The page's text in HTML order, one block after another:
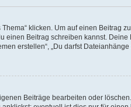
klicken. Um auf einen Beitrag
einen Beitrag schreiben kannst.
erstellen“, „Du darfst Dateianhänge
Beiträge bearbeiten oder